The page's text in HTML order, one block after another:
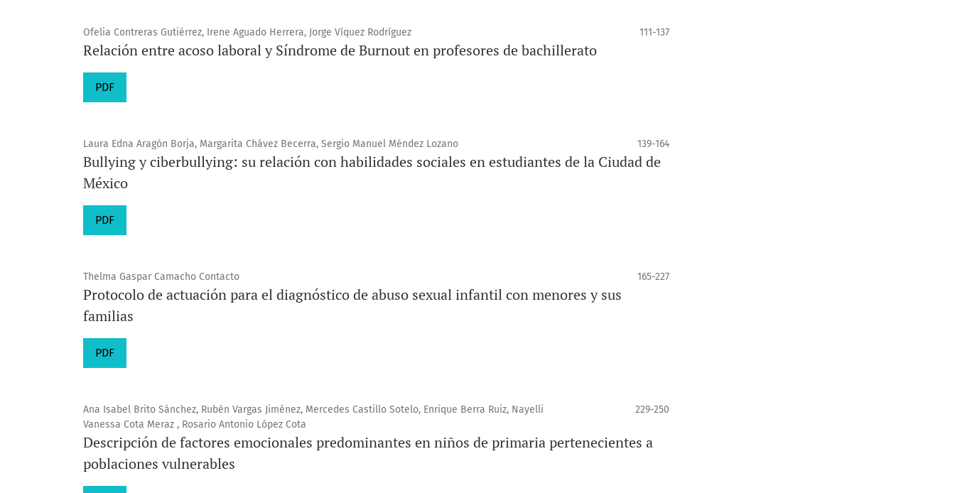
Ofelia Contreras Gutiérrez, Irene Aguado Herrera, Jorge Víquez Rodríguez 111-137
Relación entre acoso laboral y Síndrome de Burnout en profesores de bachillerato
PDF
Laura Edna Aragón Borja, Margarita Chávez Becerra, Sergio Manuel Méndez Lozano 139-164
Bullying y ciberbullying: su relación con habilidades sociales en estudiantes de la Ciudad de
México
PDF
Thelma Gaspar Camacho Contacto 165-227
Protocolo de actuación para el diagnóstico de abuso sexual infantil con menores y sus
familias
PDF
Ana Isabel Brito Sánchez, Rubén Vargas Jiménez, Mercedes Castillo Sotelo, Enrique Berra Ruiz, Nayelli
Vanessa Cota Meraz , Rosario Antonio López Cota
229-250
Descripción de factores emocionales predominantes en niños de primaria pertenecientes a
poblaciones vulnerables